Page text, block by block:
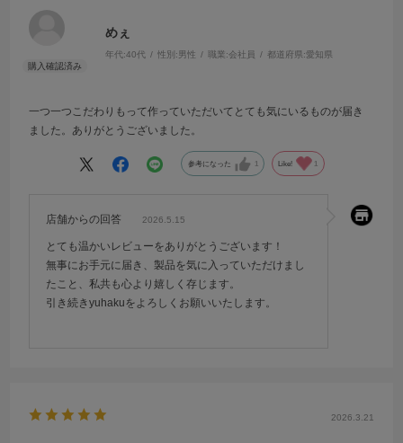
めぇ
年代:40代 性別:男性 職業:会社員 都道府県:愛知県
一つ一つこだわりもって作っていただいてとても気にいるものが届き
ました。ありがとうございました。
参考になった Like!
店舗からの回答 2026.5.15
とても温かいレビューをありがとうございます！
無事にお手元に届き、製品を気に入っていただけまし
たこと、私共も心より嬉しく存じます。
引き続きyuhakuをよろしくお願いいたします。
2026.3.21